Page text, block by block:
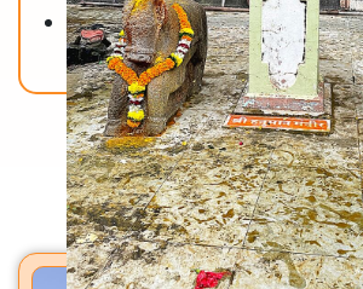
Back To Home
मंदिरे